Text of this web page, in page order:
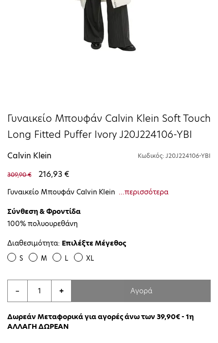
Γυναικείο Μπουφάν Calvin Klein Soft Touch
Long Fitted Puffer Ivory J20J224106-YBI
Calvin Klein Κωδικός: J20J224106-YBI
309,90 € 216,93 €
Γυναικείο Μπουφάν Calvin Klein ...περισσότερα
Σύνθεση & Φροντίδα
100% πολυουρεθάνη
Διαθεσιμότητα: Επιλέξτε Μέγεθος
S M L XL
− + Αγορά
Δωρεάν Μεταφορικά για αγορές άνω των 39,90€ - 1η
ΑΛΛΑΓΗ ΔΩΡΕΑΝ